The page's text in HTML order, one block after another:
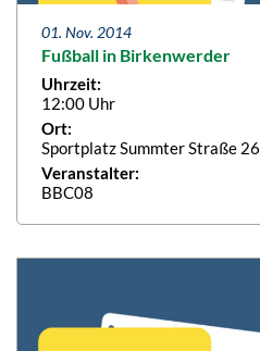
01. Nov. 2014
Fußball in Birkenwerder
Uhrzeit:
12:00 Uhr
Ort:
Sportplatz Summter Straße 26
Veranstalter:
BBC08